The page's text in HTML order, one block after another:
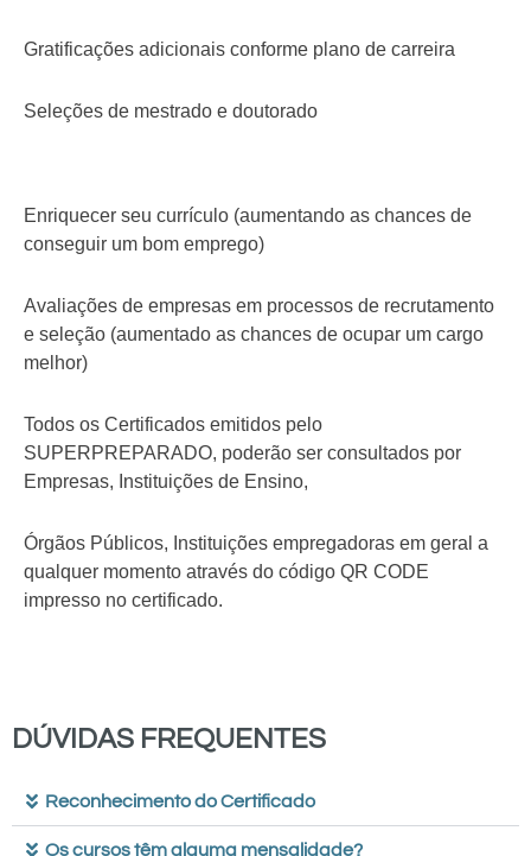
Gratificações adicionais conforme plano de carreira
Seleções de mestrado e doutorado
Enriquecer seu currículo (aumentando as chances de
conseguir um bom emprego)
Avaliações de empresas em processos de recrutamento
e seleção (aumentado as chances de ocupar um cargo
melhor)
Todos os Certificados emitidos pelo
SUPERPREPARADO, poderão ser consultados por
Empresas, Instituições de Ensino,
Órgãos Públicos, Instituições empregadoras em geral a
qualquer momento através do código QR CODE
impresso no certificado.
DÚVIDAS FREQUENTES
Reconhecimento do Certificado
Os cursos têm alguma mensalidade?